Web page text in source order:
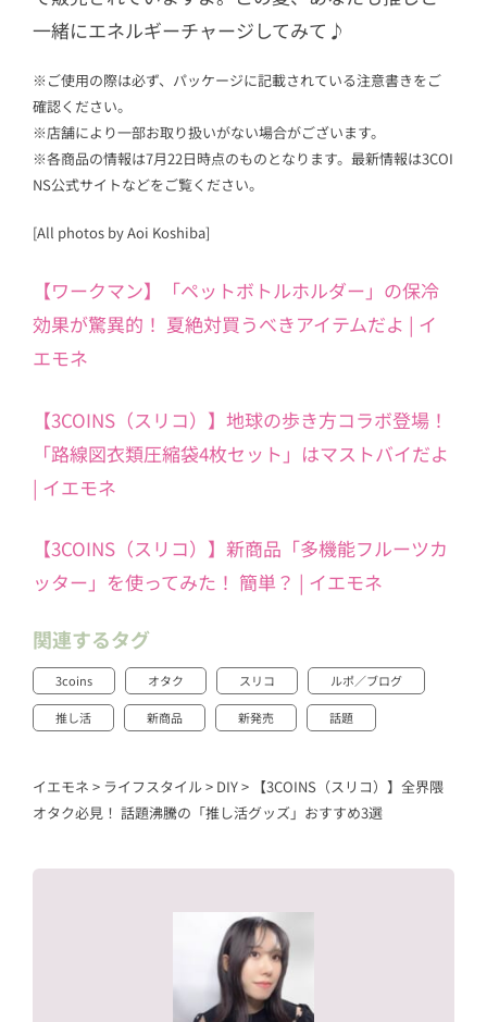
一緒にエネルギーチャージしてみて♪
※ご使用の際は必ず、パッケージに記載されている注意書きをご
確認ください。
※店舗により一部お取り扱いがない場合がございます。
※各商品の情報は7月22日時点のものとなります。最新情報は3COI
NS公式サイトなどをご覧ください。
[All photos by Aoi Koshiba]
【ワークマン】「ペットボトルホルダー」の保冷
効果が驚異的！ 夏絶対買うべきアイテムだよ | イ
エモネ
【3COINS（スリコ）】地球の歩き方コラボ登場！
「路線図衣類圧縮袋4枚セット」はマストバイだよ
| イエモネ
【3COINS（スリコ）】新商品「多機能フルーツカ
ッター」を使ってみた！ 簡単？ | イエモネ
関連するタグ
3coins オタク スリコ ルポ／ブログ
推し活 新商品 新発売 話題
イエモネ > ライフスタイル> DIY> 【3COINS（スリコ）】全界隈
オタク必見！ 話題沸騰の「推し活グッズ」おすすめ3選